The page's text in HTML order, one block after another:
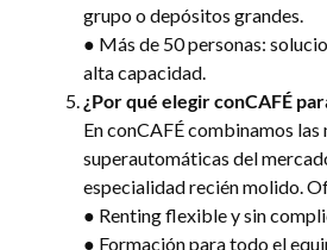
grupo o depósitos grandes.
● Más de 50 personas:
alta capacidad.
¿Por qué elegir conCAFÉ
En conCAFÉ combinamos
superautomáticas del
especialidad recién molido.
● Renting flexible y sin
● Formación para todo el